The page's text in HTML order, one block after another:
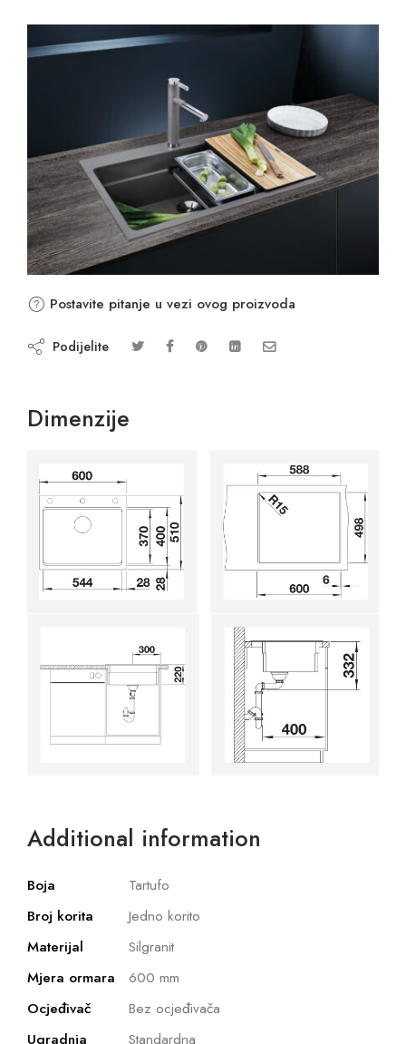
Postavite pitanje u vezi ovog proizvoda
Podijelite
Dimenzije
Additional information
Boja
Tartufo
Broj korita
Jedno korito
Materijal
Silgranit
Mjera ormara
600 mm
Ocjeđivač
Bez ocjeđivača
Ugradnja
Standardna